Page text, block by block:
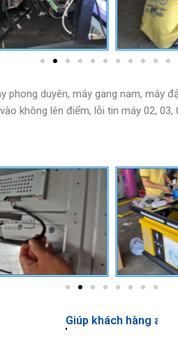
duyên, máy gang nam, máy
không lên điểm, lỗi tin máy 02,
Giúp khách hàng an tâm kinh